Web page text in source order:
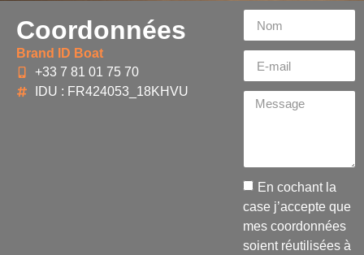
Coordonnées
Brand ID Boat
+33 7 81 01 75 70
IDU : FR424053_18KHVU
En cochant la
case j’accepte que
mes coordonnées
soient réutilisées à